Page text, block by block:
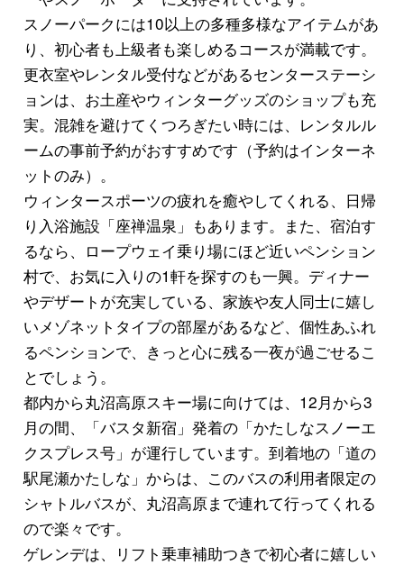
スノーパークには10以上の多種多様なアイテムがあ
り、初心者も上級者も楽しめるコースが満載です。
更衣室やレンタル受付などがあるセンターステーシ
ョンは、お土産やウィンターグッズのショップも充
実。混雑を避けてくつろぎたい時には、レンタルル
ームの事前予約がおすすめです（予約はインターネ
ットのみ）。
ウィンタースポーツの疲れを癒やしてくれる、日帰
り入浴施設「座禅温泉」もあります。また、宿泊す
るなら、ロープウェイ乗り場にほど近いペンション
村で、お気に入りの1軒を探すのも一興。ディナー
やデザートが充実している、家族や友人同士に嬉し
いメゾネットタイプの部屋があるなど、個性あふれ
るペンションで、きっと心に残る一夜が過ごせるこ
とでしょう。
都内から丸沼高原スキー場に向けては、12月から3
月の間、「バスタ新宿」発着の「かたしなスノーエ
クスプレス号」が運行しています。到着地の「道の
駅尾瀬かたしな」からは、このバスの利用者限定の
シャトルバスが、丸沼高原まで連れて行ってくれる
ので楽々です。
ゲレンデは、リフト乗車補助つきで初心者に嬉しい